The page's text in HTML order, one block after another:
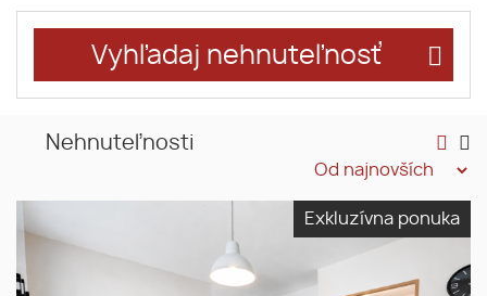
Vyhľadaj nehnuteľnosť
Nehnuteľnosti
Exkluzívna ponuka